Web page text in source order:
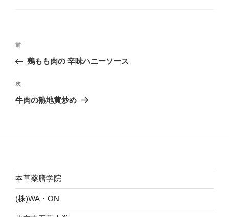
投
ナ
ビ
ゲ
前
の
稿
前
鶏もも肉の 辛味ハニーソース
次
の
次
牛肉の熟地黄炒め
本草薬膳学院
(株)WA・ON